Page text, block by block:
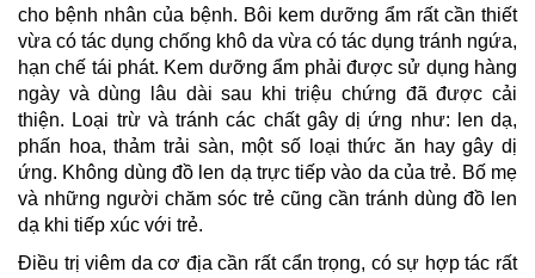
cho bệnh nhân của bệnh. Bôi kem dưỡng ẩm rất cần thiết
vừa có tác dụng chống khô da vừa có tác dụng tránh ngứa,
hạn chế tái phát. Kem dưỡng ẩm phải được sử dụng hàng
ngày và dùng lâu dài sau khi triệu chứng đã được cải
thiện. Loại trừ và tránh các chất gây dị ứng như: len dạ,
phấn hoa, thảm trải sàn, một số loại thức ăn hay gây dị
ứng. Không dùng đồ len dạ trực tiếp vào da của trẻ. Bố mẹ
và những người chăm sóc trẻ cũng cần tránh dùng đồ len
dạ khi tiếp xúc với trẻ.
Điều trị viêm da cơ địa cần rất cẩn trọng, có sự hợp tác rất